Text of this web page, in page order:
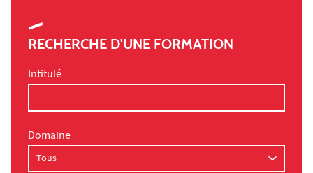
RECHERCHE D'UNE FORMATION
Intitulé
Domaine